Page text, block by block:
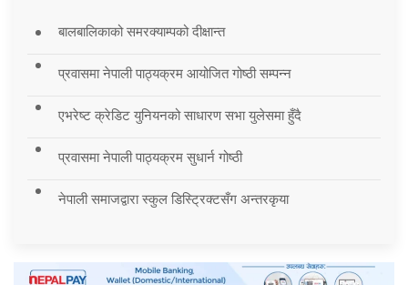
बालबालिकाको समरक्याम्पको दीक्षान्त
प्रवासमा नेपाली पाठ्यक्रम आयोजित गोष्ठी सम्पन्न
एभरेष्ट क्रेडिट युनियनको साधारण सभा युलेसमा हुँदै
प्रवासमा नेपाली पाठ्यक्रम सुधार्न गोष्ठी
नेपाली समाजद्वारा स्कुल डिस्ट्रिक्टसँग अन्तरकृया